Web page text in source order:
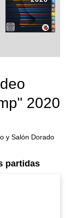
2020
y Salón Dorado
partidas